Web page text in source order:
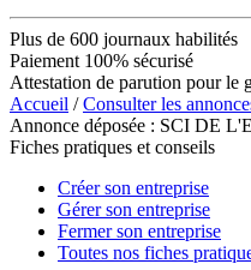
Plus de 600 journaux habilités
Paiement 100% sécurisé
Attestation de parution pour le
Accueil /Consulter les
Annonce déposée : SCI DE
Fiches pratiques et conseils
Créer son entreprise
Gérer son entreprise
Fermer son entreprise
Toutes nos fiches